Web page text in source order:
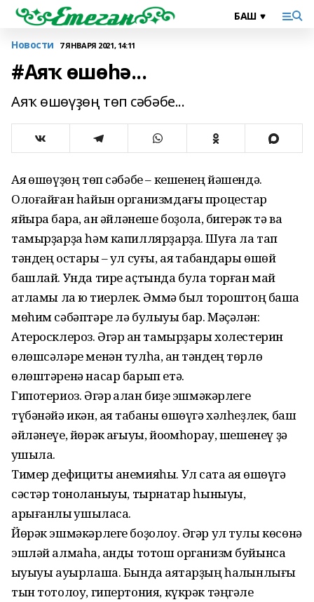
Новости 7 ЯНВАРЯ 2021, 14:11
#Аяҡ өшөһә...
Аяҡ өшөүҙөң төп сәбәбе...
Аяҡ өшөүҙөң төп сәбәбе – кешенең йәшендә.
Олоғайған һайын организмдағы процестар
яйыраҡ бара, ҡан әйләнеше боҙола, бигерәк тә ваҡ
тамырҙарҙа һәм капиллярҙарҙа. Шуға ла тап
тәндең остары – ҡул суғы, аяҡ табандары өшөй
башлай. Унда тире аҫтында була торған май
ҡатламы ла юҡ тиерлек. Әммә был тороштоң башҡа
мөһим сәбәптәре лә булыуы бар. Мәҫәлән:
Атеросклероз. Әгәр ҡан тамырҙары холестерин
өлөшсәләре менән тулһа, ҡан тәндең төрлө
өлөштәренә насар барып етә.
Гипотериоз. Әгәр ҡалҡан биҙе эшмәкәрлеге
түбәнәйә икән, аяҡ табаны өшөүгә хәлһеҙлек, баш
әйләнеүе, йөрәк ҡағыуы, йоҡомһорау, шешенеү ҙә
ҡушыла.
Тимер дефициты анемияһы. Ул саҡта аяҡ өшөүгә
сәстәр тоноҡланыуы, тырнаҡтар һыныуы,
арығанлыҡ ҡушыласаҡ.
Йөрәк эшмәкәрлеге боҙолоу. Әгәр ул тулы көсөнә
эшләй алмаһа, ҡанды тотош организм буйынса
ҡыуыуы ауырлаша. Бында аяҡтарҙың һалҡынлығы
тын тотолоу, гипертония, күкрәк тәңгәле